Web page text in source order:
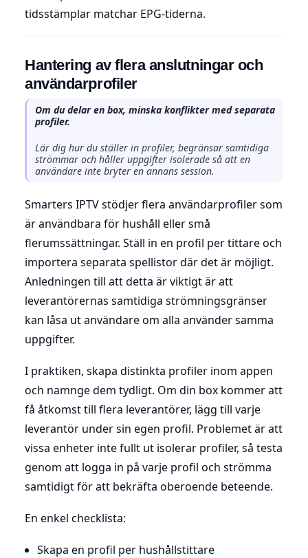
tidsstämplar matchar EPG-tiderna.
Hantering av flera anslutningar och
användarprofiler
Om du delar en box, minska konflikter med separata
profiler.
Lär dig hur du ställer in profiler, begränsar samtidiga
strömmar och håller uppgifter isolerade så att en
användare inte bryter en annans session.
Smarters IPTV stödjer flera användarprofiler som
är användbara för hushåll eller små
flerumssättningar. Ställ in en profil per tittare och
importera separata spellistor där det är möjligt.
Anledningen till att detta är viktigt är att
leverantörernas samtidiga strömningsgränser
kan låsa ut användare om alla använder samma
uppgifter.
I praktiken, skapa distinkta profiler inom appen
och namnge dem tydligt. Om din box kommer att
få åtkomst till flera leverantörer, lägg till varje
leverantör under sin egen profil. Problemet är att
vissa enheter inte fullt ut isolerar profiler, så testa
genom att logga in på varje profil och strömma
samtidigt för att bekräfta oberoende beteende.
En enkel checklista:
Skapa en profil per hushållstittare